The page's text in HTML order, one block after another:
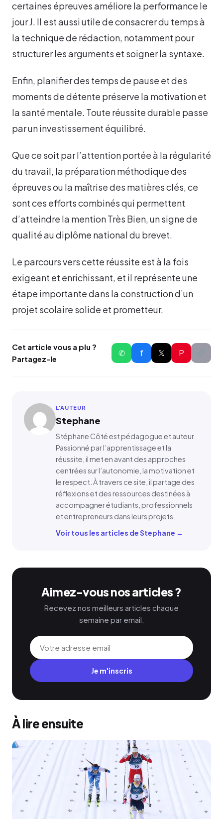
certaines épreuves améliore la performance le
jour J. Il est aussi utile de consacrer du temps à
la technique de rédaction, notamment pour
structurer les arguments et soigner la syntaxe.
Enfin, planifier des temps de pause et des
moments de détente préserve la motivation et
la santé mentale. Toute réussite durable passe
par un investissement équilibré.
Que ce soit par l’attention portée à la régularité
du travail, la préparation méthodique des
épreuves ou la maîtrise des matières clés, ce
sont ces efforts combinés qui permettent
d’atteindre la mention Très Bien, un signe de
qualité au diplôme national du brevet.
Le parcours vers cette réussite est à la fois
exigeant et enrichissant, et il représente une
étape importante dans la construction d’un
projet scolaire solide et prometteur.
Cet article vous a plu ?
Partagez-le
✆ f 𝕏 P
L'AUTEUR
Stephane
Stéphane Côté est pédagogue et auteur.
Passionné par l’apprentissage et la
réussite, il met en avant des approches
centrées sur l’autonomie, la motivation et
le respect. À travers ce site, il partage des
réflexions et des ressources destinées à
accompagner étudiants, professionnels
et entrepreneurs dans leurs projets.
Voir tous les articles de Stephane →
Aimez-vous nos articles ?
Recevez nos meilleurs articles chaque
semaine par email.
Je m'inscris
À lire ensuite